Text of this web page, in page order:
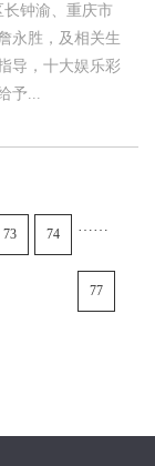
长钟渝、重庆市
永胜，及相关生
导，十大娱乐彩
予...
73 74
77